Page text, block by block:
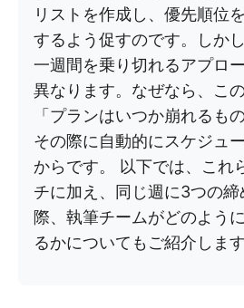
リストを作成し、優先順位
するよう促すのです。しか
一週間を乗り切れるアプロ
異なります。なぜなら、こ
「プランはいつか崩れるも
その際に自動的にスケジュ
からです。 以下では、これ
チに加え、同じ週に3つの
際、執筆チームがどのよう
るかについてもご紹介します